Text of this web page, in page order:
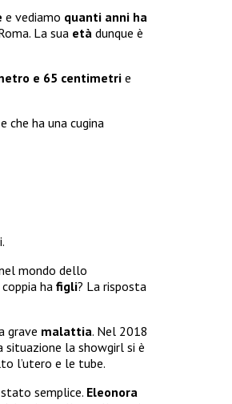
e vediamo quanti anni ha
La sua età dunque è
e 65 centimetri e
che ha una cugina
mondo dello
ha figli? La risposta
grave malattia. Nel 2018
la showgirl si è
l’utero e le tube.
semplice. Eleonora